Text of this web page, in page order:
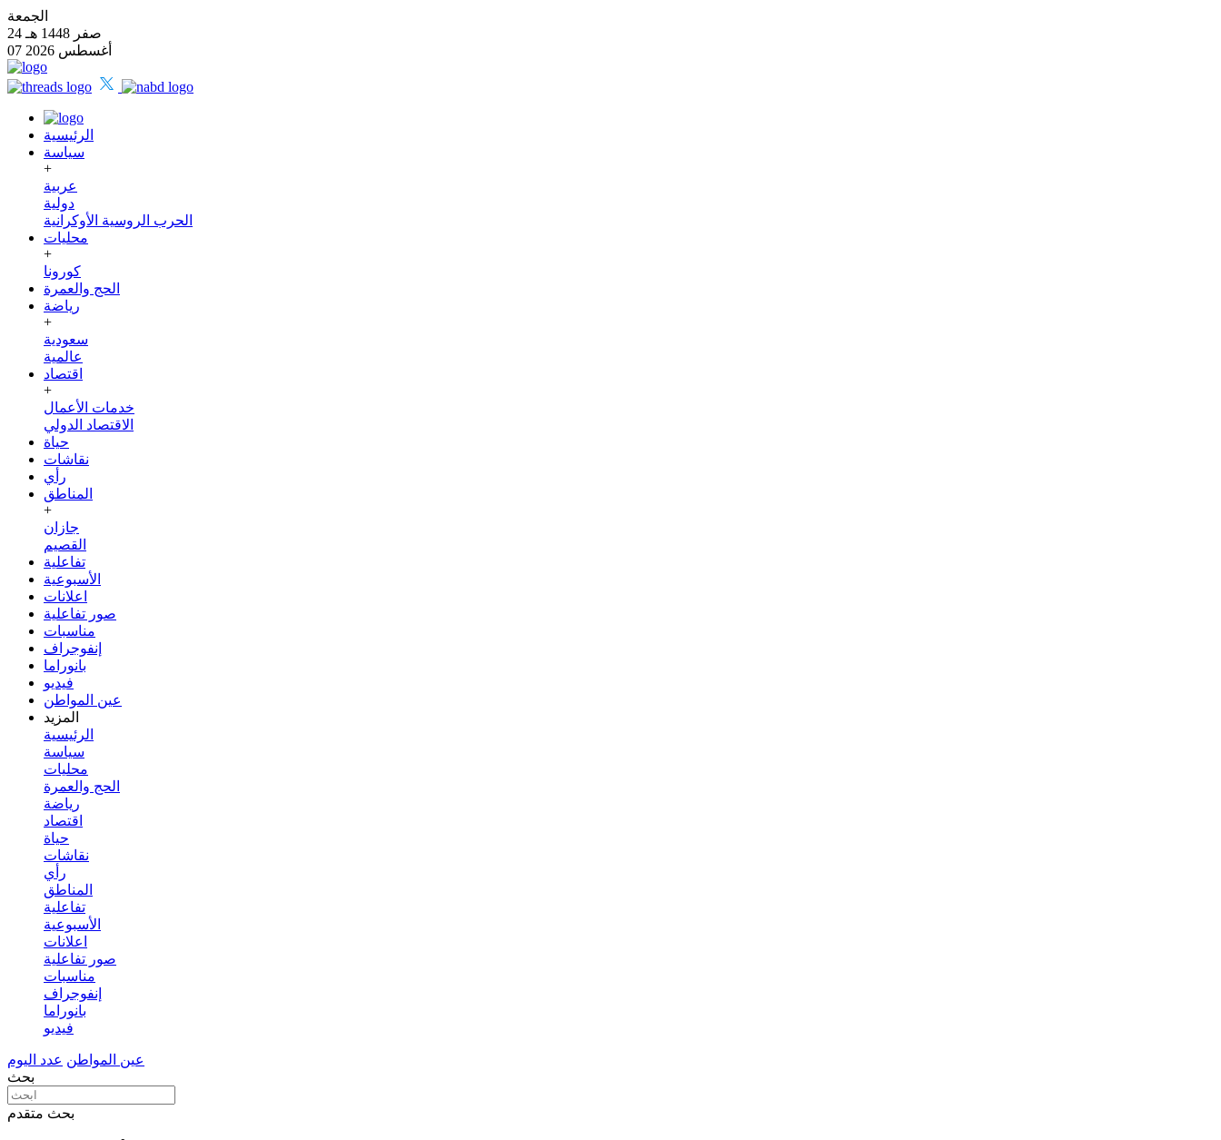
الجمعة
24 صفر 1448 هـ
07 أغسطس 2026
الرئيسية
سياسة
+
عربية
دولية
الحرب الروسية الأوكرانية
محليات
+
كورونا
الحج والعمرة
رياضة
+
سعودية
عالمية
اقتصاد
+
خدمات الأعمال
الاقتصاد الدولي
حياة
نقاشات
رأي
المناطق
+
جازان
القصيم
تفاعلية
الأسبوعية
اعلانات
صور تفاعلية
مناسبات
إنفوجراف
بانوراما
فيديو
عين المواطن
المزيد
الرئيسية
سياسة
محليات
الحج والعمرة
رياضة
اقتصاد
حياة
نقاشات
رأي
المناطق
تفاعلية
الأسبوعية
اعلانات
صور تفاعلية
مناسبات
إنفوجراف
بانوراما
فيديو
عين المواطن عدد اليوم
بحث
بحث متقدم